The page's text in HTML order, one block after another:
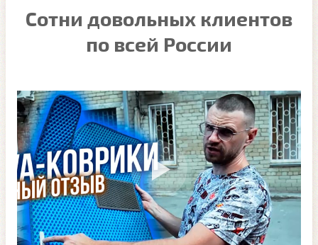
Сотни довольных клиентов
по всей России